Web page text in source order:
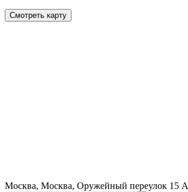
Смотреть карту
Москва, Москва, Оружейный переулок 15 А